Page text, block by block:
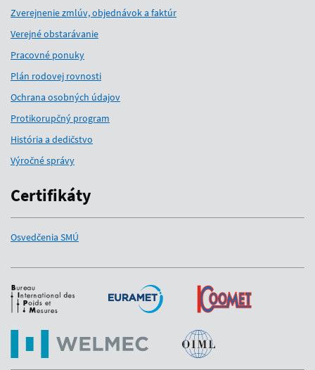
Zverejnenie zmlúv, objednávok a faktúr
Verejné obstarávanie
Pracovné ponuky
Plán rodovej rovnosti
Ochrana osobných údajov
Protikorupčný program
História a dedičstvo
Výročné správy
Certifikáty
Osvedčenia SMÚ
Medzinárodní partneri